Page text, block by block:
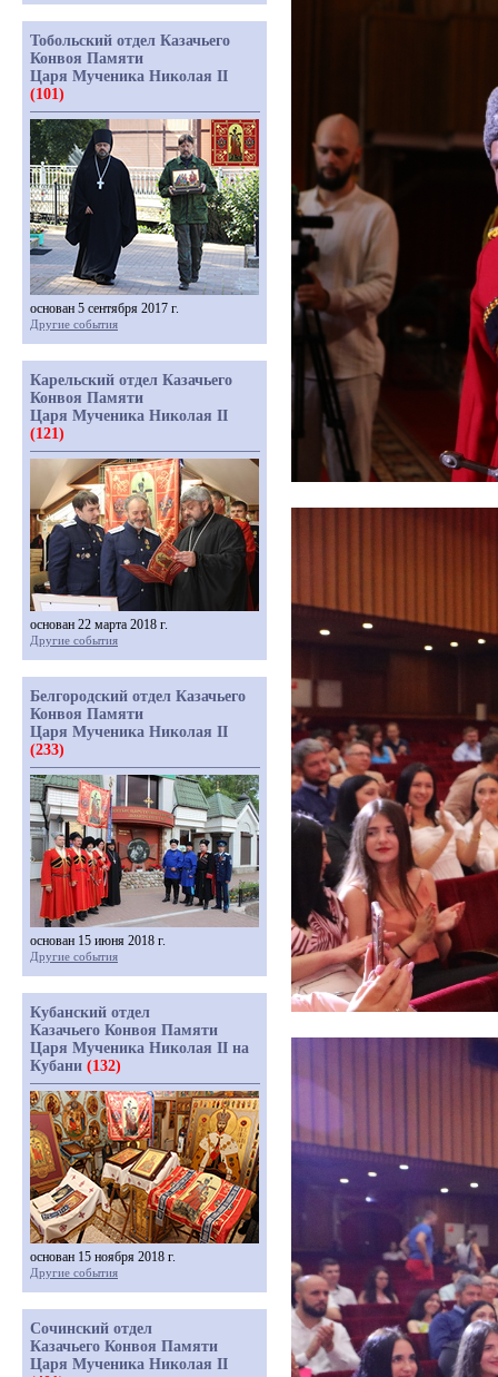
Тобольский отдел Казачьего
Конвоя Памяти
Царя Мученика Николая II
(101)
основан 5 сентября 2017 г.
Другие события
Карельский отдел Казачьего
Конвоя Памяти
Царя Мученика Николая II
(121)
основан 22 марта 2018 г.
Другие события
Белгородский отдел Казачьего
Конвоя Памяти
Царя Мученика Николая II
(233)
основан 15 июня 2018 г.
Другие события
Кубанский отдел
Казачьего Конвоя Памяти
Царя Мученика Николая II на
Кубани (132)
основан 15 ноября 2018 г.
Другие события
Сочинский отдел
Казачьего Конвоя Памяти
Царя Мученика Николая II